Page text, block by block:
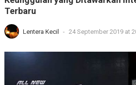
Terbaru
Lentera Kecil - 24 September 2019 at